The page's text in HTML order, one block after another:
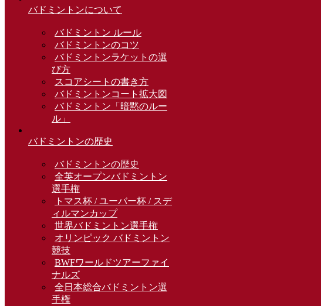
バドミントンについて
バドミントン ルール
バドミントンのコツ
バドミントンラケットの選
び方
スコアシートの書き方
バドミントンコート拡大図
バドミントン「暗黙のルー
ル」
バドミントンの歴史
バドミントンの歴史
全英オープンバドミントン
選手権
トマス杯 / ユーバー杯 / スデ
ィルマンカップ
世界バドミントン選手権
オリンピック バドミントン
競技
BWFワールドツアーファイ
ナルズ
全日本総合バドミントン選
手権